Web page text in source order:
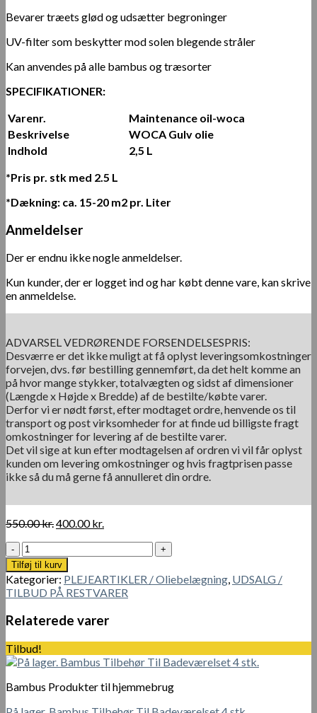
Bevarer træets glød og udsætter begroninger
UV-filter som beskytter mod solen blegende stråler
Kan anvendes på alle bambus og træsorter
SPECIFIKATIONER:
Varenr.
Maintenance oil-woca
Beskrivelse
WOCA Gulv olie
Indhold
2,5 L
*Pris pr. stk med 2.5 L
*Dækning: ca. 15-20 m2 pr. Liter
Anmeldelser
Der er endnu ikke nogle anmeldelser.
Kun kunder, der er logget ind og har købt denne vare, kan skrive
en anmeldelse.
ADVARSEL VEDRØRENDE FORSENDELSESPRIS:
Desværre er det ikke muligt at få oplyst leveringsomkostninger
forvejen, dvs. før bestilling gennemført, da det helt komme an
på hvor mange stykker, totalvægten og sidst af dimensioner
(Længde x Højde x Bredde) af de bestilte/købte varer.
Derfor vi er nødt først, efter modtaget ordre, henvende os til
transport og post virksomheder for at finde ud billigste fragt
omkostninger for levering af de bestilte varer.
Det vil sige at kun efter modtagelsen af ordren vi vil får oplyst
kunden om levering omkostninger og hvis fragtprisen passe
ikke så du må gerne få annulleret din ordre.
550.00kr.Den
var:
550.00 kr..
400.00kr.
400.00 kr..
Gulv
vedligeholdelse
olie
2,5
liter
antal
Tilføj til kurv
Kategorier: PLEJEARTIKLER / Oliebelægning, UDSALG /
TILBUD PÅ RESTVARER
Relaterede varer
Tilbud!
Bambus Produkter til hjemmebrug